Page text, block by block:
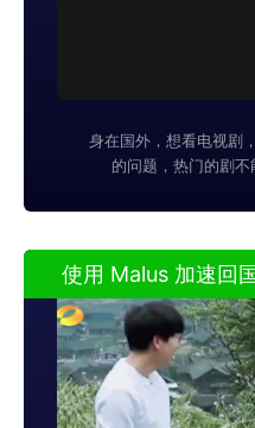
身在国外，想看电视剧
的问题，热门的剧
使用 Malus 加速回国